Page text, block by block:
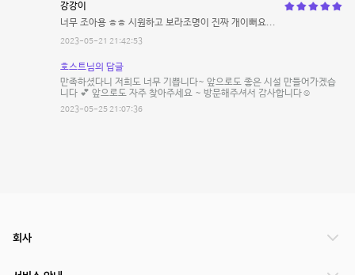
강강이
너무 조아용 ㅎㅎ 시원하고 보라조명이 진짜 개이뻐요...
2023-05-21 21:42:53
호스트님의 답글
만족하셨다니 저희도 너무 기쁩니다~ 앞으로도 좋은 시설 만들어가겠습
니다 💕 앞으로도 자주 찾아주세요 ~ 방문해주셔서 감사합니다☺️
2023-05-25 21:07:36
회사